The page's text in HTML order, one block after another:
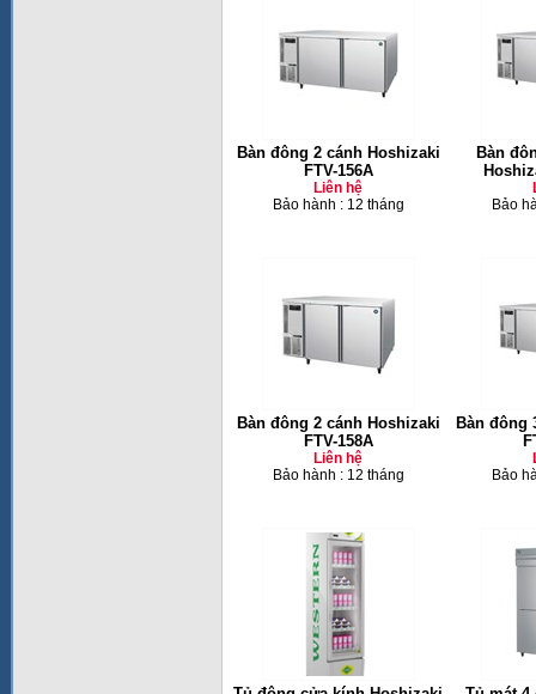
Bàn đông 2 cánh Hoshizaki
FTV-156A
Liên hệ
Bảo hành : 12 tháng
Bàn
Bảo
Bàn đông 2 cánh Hoshizaki
FTV-158A
Liên hệ
Bảo hành : 12 tháng
Bàn đông
Bảo